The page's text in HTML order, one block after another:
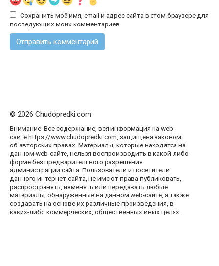
Сохранить моё имя, email и адрес сайта в этом браузере для
последующих моих комментариев.
© 2026 Chudopredki.com
Внимание: Все содержание, вся информация на web-
сайте https://www.chudopredki.com, защищена законом
об авторских правах. Материалы, которые находятся на
данном web-сайте, нельзя воспроизводить в какой-либо
форме без предварительного разрешения
администрации сайта. Пользователи и посетители
данного интернет-сайта, не имеют права публиковать,
распространять, изменять или передавать любые
материалы, обнаруженные на данном web-сайте, а также
создавать на основе их различные произведения, в
каких-либо коммерческих, общественных иных целях..